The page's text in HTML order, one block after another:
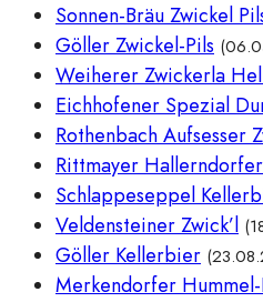
Sonnen-Bräu Zwickel
Göller Zwickel-Pils
Weiherer Zwickerla
Eichhofener Spezial
Rothenbach Aufsesser
Rittmayer
Schlappeseppel
Veldensteiner Zwick’l
Göller Kellerbier
Merkendorfer